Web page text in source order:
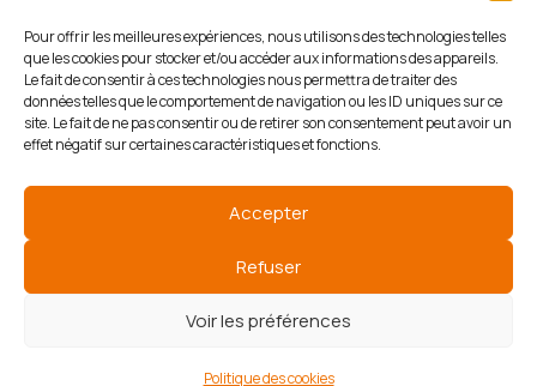
Pour offrir les meilleures expériences, nous utilisons des technologies telles
que les cookies pour stocker et/ou accéder aux informations des appareils.
Le fait de consentir à ces technologies nous permettra de traiter des
données telles que le comportement de navigation ou les ID uniques sur ce
site. Le fait de ne pas consentir ou de retirer son consentement peut avoir un
effet négatif sur certaines caractéristiques et fonctions.
Accepter
Refuser
Voir les préférences
Politique des cookies
© HORIZON IMMOBILIER
Mentions légales
Politique des cookies